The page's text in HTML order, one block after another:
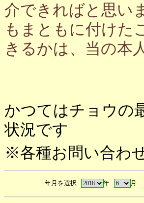
介できればと思い
もまともに付けた
きるかは、当の本
かつてはチョウの
状況です
※各種お問い合わせ
年月を選択 年 月